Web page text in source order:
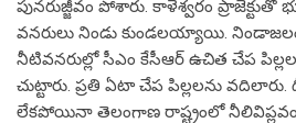
పున‌రుజ్జీవం పోశారు. కాళేశ్వ‌రం
వ‌న‌రులు నిండు కుండ‌ల‌య్యాయి.
నీటివ‌న‌రుల్లో సీఎం కేసీఆర్ ఉచిత చేప
చుట్టారు. ప్ర‌తి ఏటా చేప పిల్ల‌ల‌ను
లేకపోయినా తెలంగాణ రాష్ట్రంలో నీలివిప్లవం